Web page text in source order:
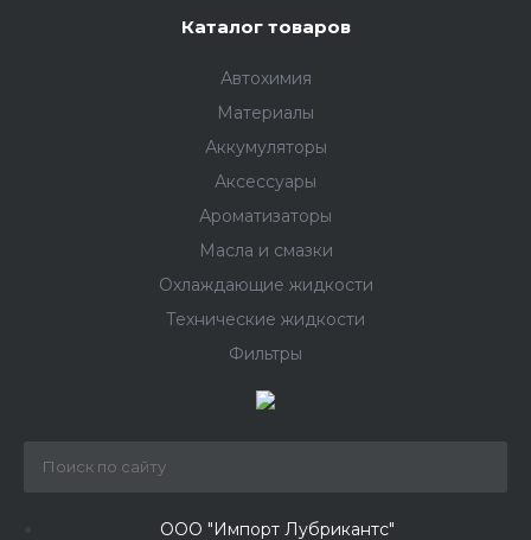
Каталог товаров
Автохимия
Материалы
Аккумуляторы
Аксессуары
Ароматизаторы
Масла и смазки
Охлаждающие жидкости
Технические жидкости
Фильтры
ООО "Импорт Лубрикантс"